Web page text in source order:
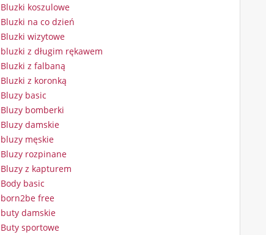
Bluzki koszulowe
Bluzki na co dzień
Bluzki wizytowe
bluzki z długim rękawem
Bluzki z falbaną
Bluzki z koronką
Bluzy basic
Bluzy bomberki
Bluzy damskie
bluzy męskie
Bluzy rozpinane
Bluzy z kapturem
Body basic
born2be free
buty damskie
Buty sportowe